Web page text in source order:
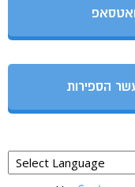
הספירות